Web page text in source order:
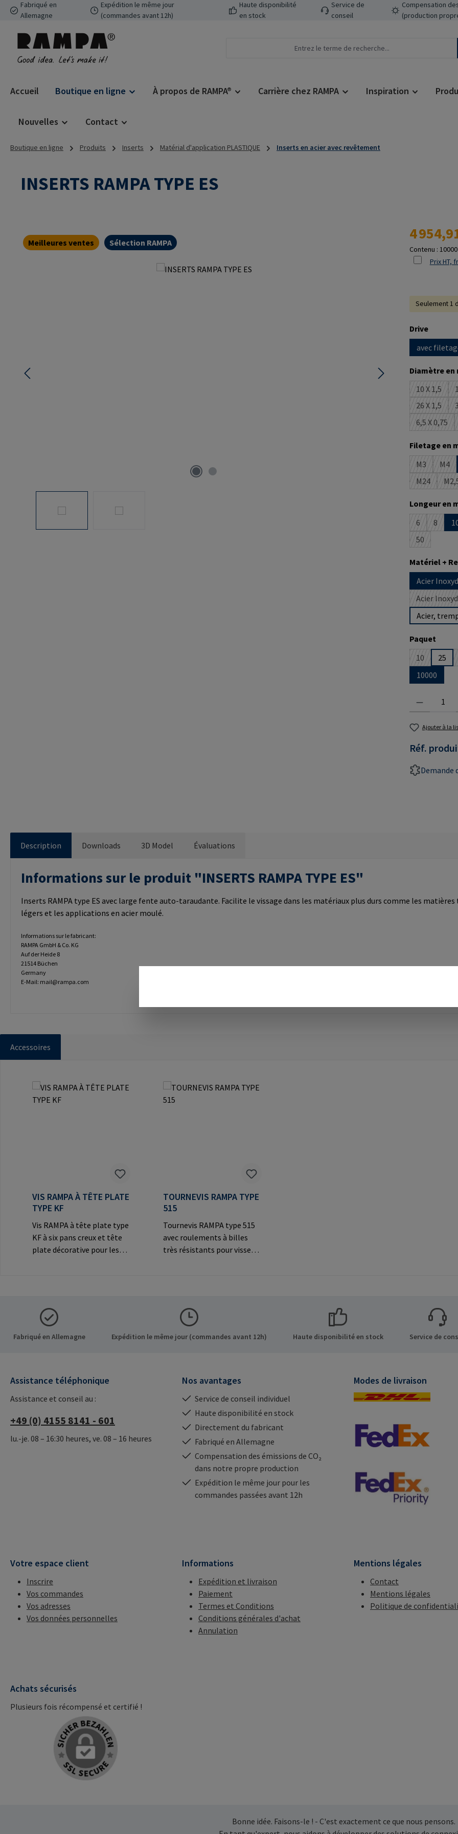
au contenu principal
Passer à la recherche
Passer à la navigation principale
Fabriqué en
Allemagne
Expédition le même jour
(commandes avant 12h)
Haute disponibilité
en stock
Service de
conseil
Compensation
(production
Accueil Boutique en ligne À propos de RAMPA® Carrière chez RAMPA Inspiration
Nouvelles Contact
Boutique en ligne Produits Inserts Matérial d'application PLASTIQUE Inserts en acier avec revêtement
INSERTS RAMPA TYPE ES
Meilleures ventes Sélection RAMPA
Prix régulier :
4
Contenu :
Prix HT,
Seulement 1
Sélectionnez
Drive
avec
Diamètre en
10 X 1,5
(Cette
26 X 1,5
(Cette
6,5 X 0,75
(Cette
Filetage en
M3
(Cette
M4
M24
(Cette
Longeur en
6
(Cette
8
(Cette
50
(Cette
Matériel +
Acier
Acier
Acier,
Sélectionnez
Paquet
10
(Cette
25
10000
Ajouter à la
Réf.
Description Downloads 3D Model Évaluations
Informations sur le produit "INSERTS RAMPA TYPE ES"
Inserts RAMPA type ES avec large fente auto-taraudante. Facilite le vissage dans les matériaux plus durs comme les
légers et les applications en acier moulé.
Informations sur le fabricant:
RAMPA GmbH & Co. KG
Auf der Heide 8
21514 Büchen
Germany
E-Mail: mail@rampa.com
Accessoires
VIS RAMPA À TÊTE PLATE
TYPE KF
Vis RAMPA à tête plate type
KF à six pans creux et tête
plate décorative pour les
Büchen Germany E-Mail:
mail@rampa.com
TOURNEVIS RAMPA TYPE
515
Tournevis RAMPA type 515
avec roulements à billes
très résistants pour visser
RAMPA.Informations sur le
fabricant: RAMPA GmbH &
Co. KG Auf der Heide 8 21514
Fabriqué en Allemagne Expédition le même jour (commandes avant 12h) Haute disponibilité en stock Service de
Assistance téléphonique
Assistance et conseil au :
+49 (0) 4155 8141 - 601
lu.-je. 08 – 16:30 heures, ve. 08 – 16 heures
Nos avantages
Service de conseil individuel
Haute disponibilité en stock
Directement du fabricant
Fabriqué en Allemagne
Compensation des émissions de CO₂
dans notre propre production
Expédition le même jour pour les
commandes passées avant 12h
Modes de livraison
Votre espace client
Inscrire
Vos commandes
Vos adresses
Vos données personnelles
Informations
Expédition et livraison
Paiement
Termes et Conditions
Conditions générales d'achat
Annulation
Mentions légales
Contact
Mentions légales
Politique de
Achats sécurisés
Plusieurs fois récompensé et certifié !
Bonne idée. Faisons-le ! - C'est exactement ce que nous pensons.